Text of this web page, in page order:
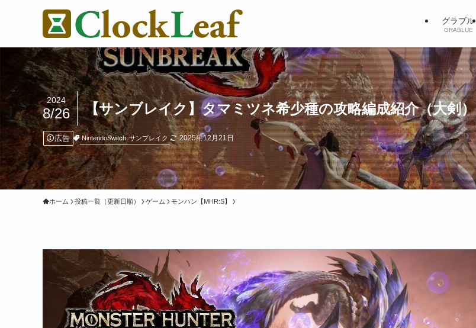
グラブル
GRABLUE
【サンブレイク】タマミツネ希少種の攻略編成紹介（大剣）
2024
8/26
広告 NintendoSwitch サンブレイク 2025年12月21日
ホーム 投稿一覧（更新日順） ゲーム モンハン【MHR:S】